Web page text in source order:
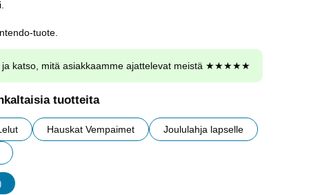
tuote.
ja katso, mitä asiakkaamme ajattelevat meistä ★★★★★
tuotteita
Hauskat Vempaimet Joululahja lapselle